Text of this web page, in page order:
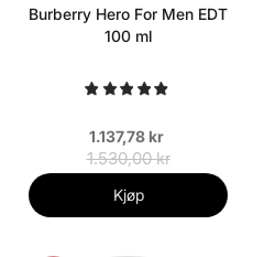
Burberry Hero For Men EDT
100 ml
1.137,78 kr
1.530,00 kr
Kjøp